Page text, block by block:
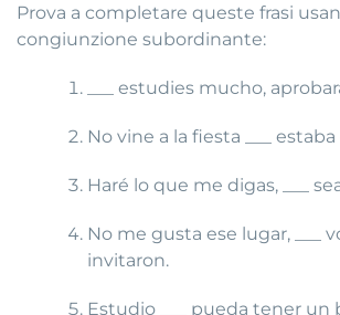
Prova a completare queste frasi
congiunzione subordinante:
___ estudies mucho,
No vine a la fiesta ___
Haré lo que me digas, ___
No me gusta ese lugar, ___
invitaron.
Estudio ___ pueda tener un